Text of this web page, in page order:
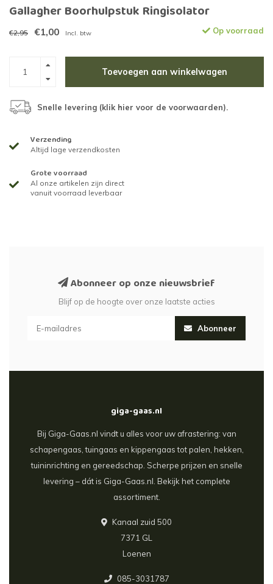
Gallagher Boorhulpstuk Ringisolator
€2,95 €1,00 Incl. btw Op voorraad
Toevoegen aan winkelwagen
Snelle levering (klik hier voor de voorwaarden).
Verzending
Altijd lage verzendkosten
Grote voorraad
Al onze artikelen zijn direct
vanuit voorraad leverbaar
Abonneer op onze nieuwsbrief
Blijf op de hoogte over onze laatste acties
Abonneer
giga-gaas.nl
Bij Giga-Gaas.nl vindt u alles voor uw afrastering: van
schapengaas, tuingaas en kippengaas tot palen, hekken,
tuininrichting en gereedschap. Scherpe prijzen en snelle
levering – dát is Giga-Gaas.nl. Bekijk het complete
assortiment.
Kanaal zuid 500
7371 GL
Loenen
085-3031787